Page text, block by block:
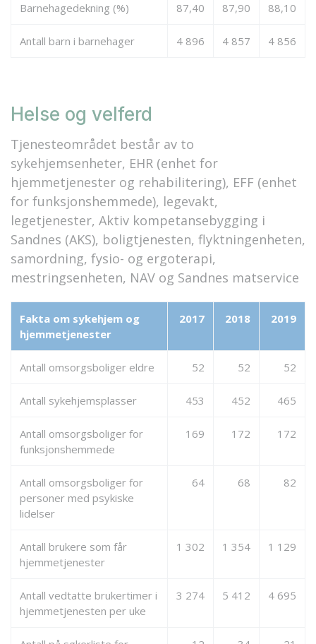
Barnehagedekning (%) 87,40 87,90 88,10
Antall barn i barnehager 4 896 4 857 4 856
Helse og velferd
Tjenesteområdet består av to
sykehjemsenheter, EHR (enhet for
hjemmetjenester og rehabilitering), EFF (enhet
for funksjonshemmede), legevakt,
legetjenester, Aktiv kompetansebygging i
Sandnes (AKS), boligtjenesten, flyktningenheten,
samordning, fysio- og ergoterapi,
mestringsenheten, NAV og Sandnes matservice
Fakta om sykehjem og
hjemmetjenester
2017 2018 2019
Antall omsorgsboliger eldre 52 52 52
Antall sykehjemsplasser 453 452 465
Antall omsorgsboliger for
funksjonshemmede
169 172 172
Antall omsorgsboliger for
personer med psykiske
lidelser
64 68 82
Antall brukere som får
hjemmetjenester
1 302 1 354 1 129
Antall vedtatte brukertimer i
hjemmetjenesten per uke
3 274 5 412 4 695